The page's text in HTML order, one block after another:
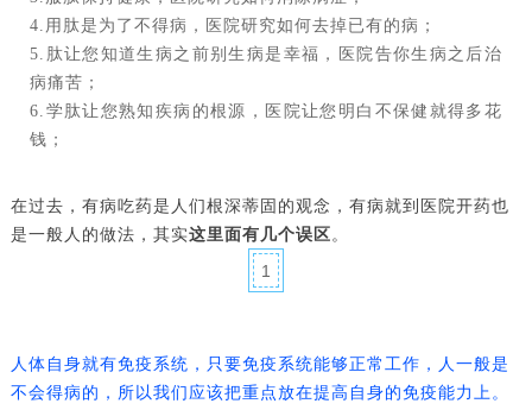
4.用肽是为了不得病，医院研究如何去掉已有的病；
5.肽让您知道生病之前别生病是幸福，医院告你生病之后治
病痛苦；
6.学肽让您熟知疾病的根源，医院让您明白不保健就得多花
钱；
在过去，有病吃药是人们根深蒂固的观念，有病就到医院开药也
是一般人的做法，其实这里面有几个误区。
1
人体自身就有免疫系统，只要免疫系统能够正常工作，人一般是
不会得病的，所以我们应该把重点放在提高自身的免疫能力上。